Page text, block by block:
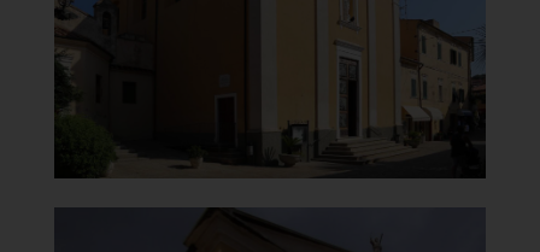
Clicca per ingrandire